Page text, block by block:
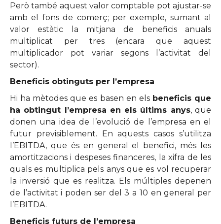
Però també aquest valor comptable pot ajustar-se
amb el fons de comerç; per exemple, sumant al
valor estàtic la mitjana de beneficis anuals
multiplicat per tres (encara que aquest
multiplicador pot variar segons l’activitat del
sector).
Beneficis obtinguts per l’empresa
Hi ha mètodes que es basen en els beneficis que
ha obtingut l’empresa en els últims anys, que
donen una idea de l’evolució de l’empresa en el
futur previsiblement. En aquests casos s’utilitza
l’EBITDA, que és en general el benefici, més les
amortitzacions i despeses financeres, la xifra de les
quals es multiplica pels anys que es vol recuperar
la inversió que es realitza. Els múltiples depenen
de l’activitat i poden ser del 3 a 10 en general per
l’EBITDA.
Beneficis futurs de l’empresa